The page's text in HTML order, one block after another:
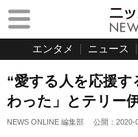
エンタメ ニュース
“愛する人を応援す
わった」とテリー
NEWS ONLINE 編集部 公開： 2020-